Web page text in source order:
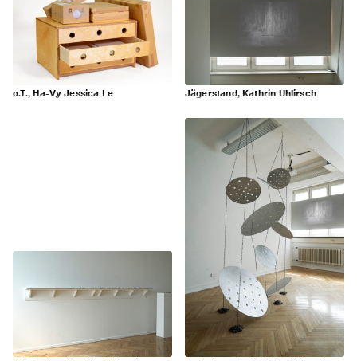
o.T., Ha-Vy Jessica Le Jägerstand, Kathrin Uhlirsch